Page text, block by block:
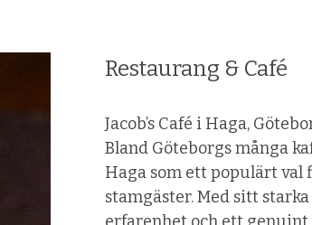
Restaurang & Café
Jacob’s Café i Haga,
Bland Göteborgs många
Haga som ett populärt val
stamgäster. Med sitt